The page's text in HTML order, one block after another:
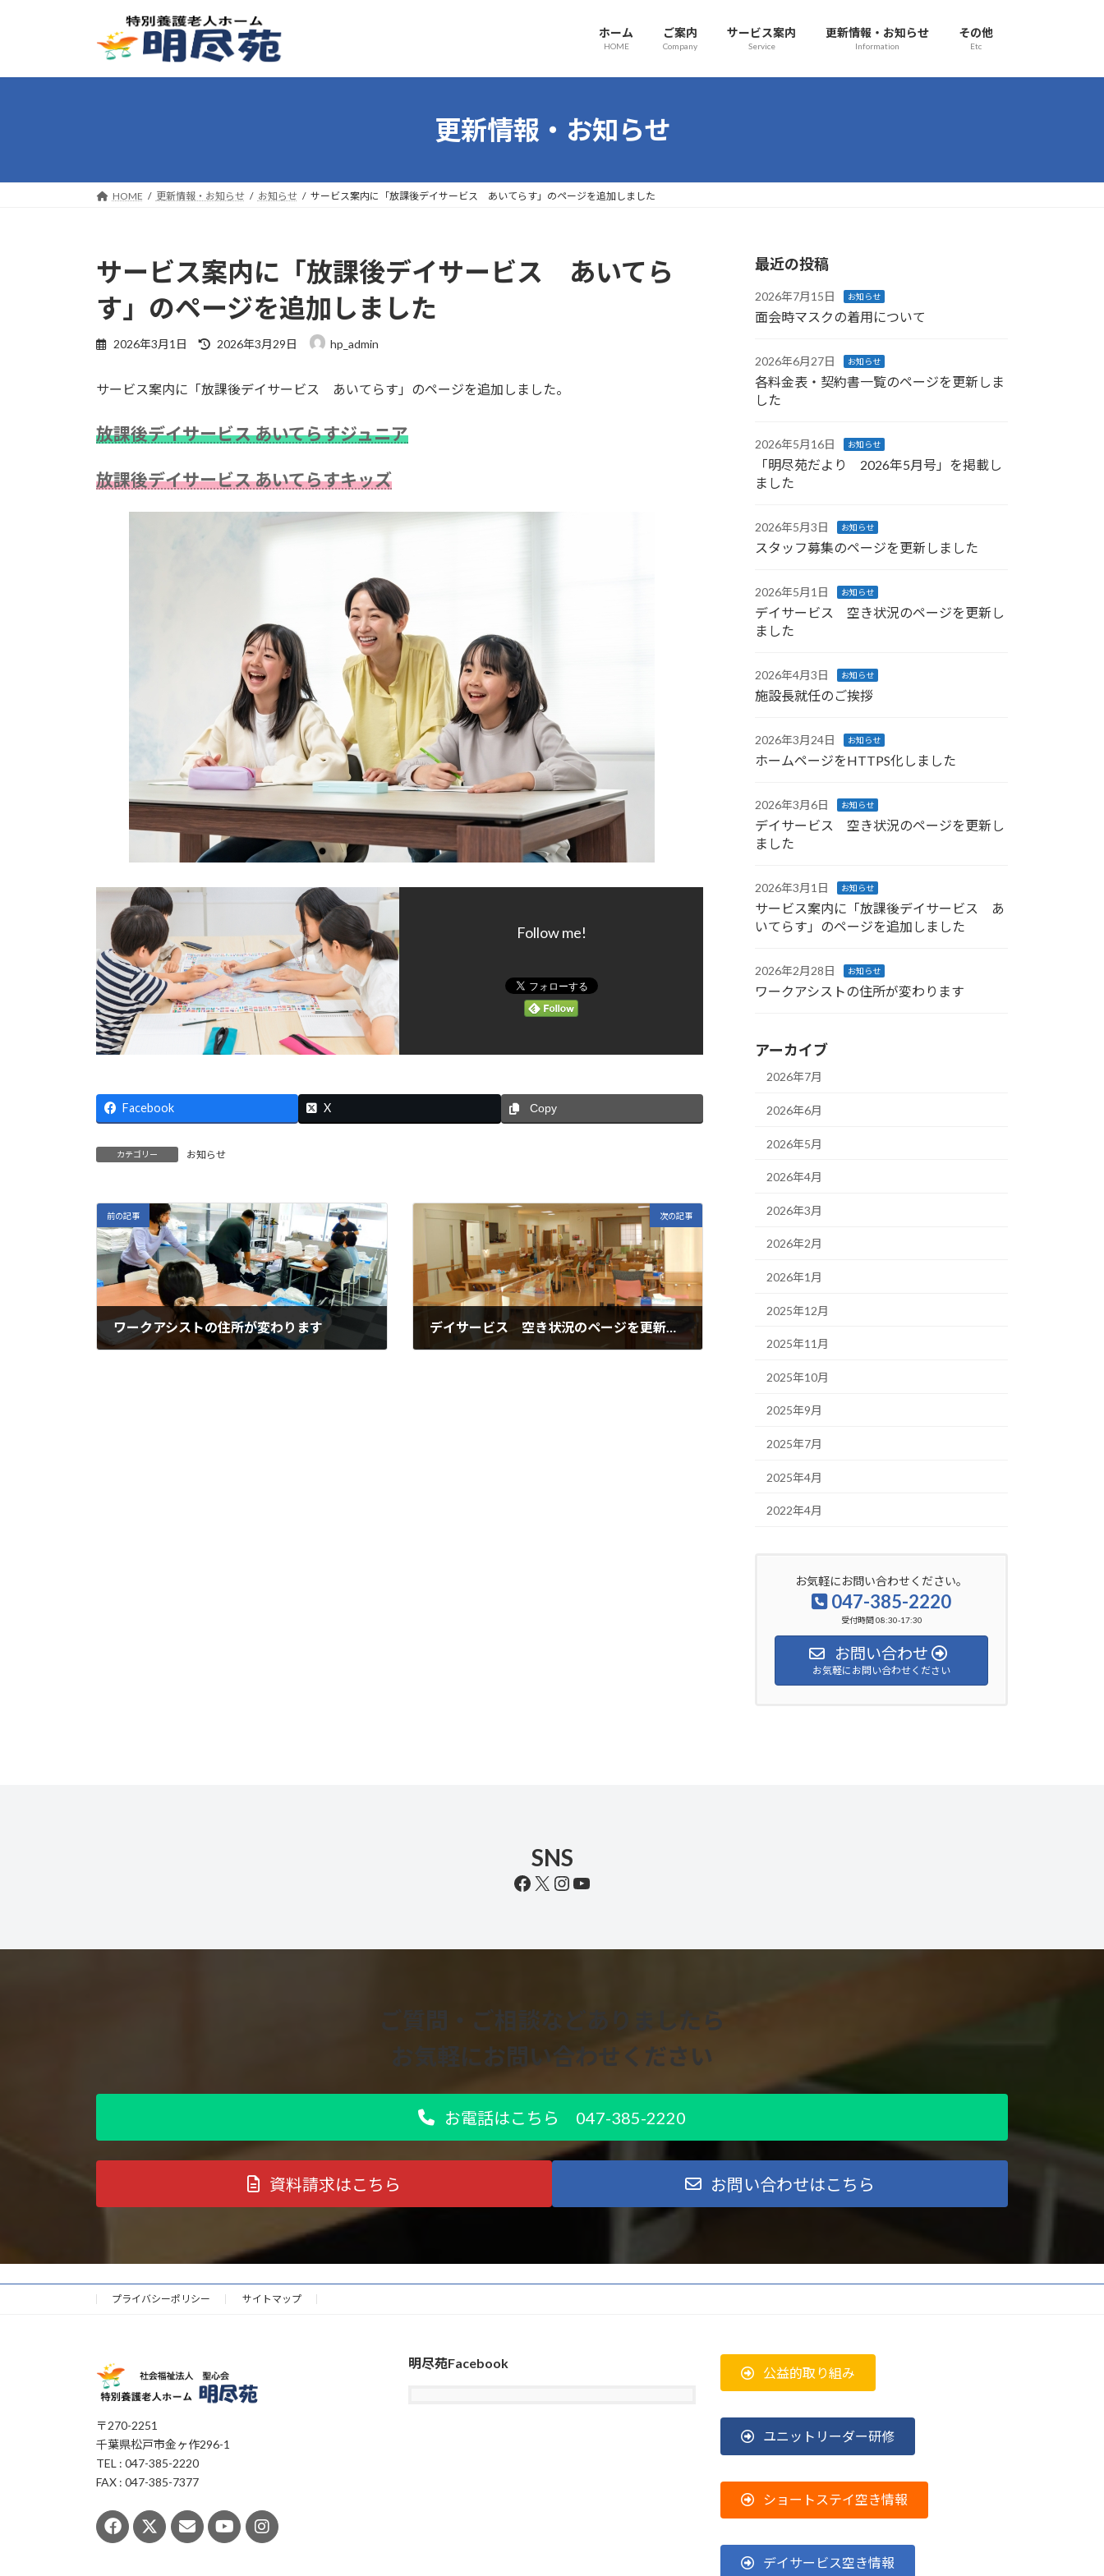
プ
動
ホーム
HOME
ご案内
Company
サービス案内
Service
更新情報・お知らせ
Information
その他
Etc
更新情報・お知らせ
HOME 更新情報・お知らせ お知らせ サービス案内に「放課後デイサービス あいてらす」のページを追加しました
サービス案内に「放課後デイサービス あいてら
す」のページを追加しました
2026年3月1日
最
新
:
2026年3月29日 hp_admin
サービス案内に「放課後デイサービス あいてらす」のページを追加しました。
放課後デイサービス あいてらすジュニア
放課後デイサービス あいてらすキッズ
Follow me!
Facebook X Copy
カテゴリー お知らせ
前の記事
ワークアシストの住所が変わります
次の記事
デイサービス 空き状況のページを更新しました
最近の投稿
2026年7月15日 お知らせ
面会時マスクの着用について
2026年6月27日 お知らせ
各料金表・契約書一覧のページを更新しま
した
2026年5月16日 お知らせ
「明尽苑だより 2026年5月号」を掲載し
ました
2026年5月3日 お知らせ
スタッフ募集のページを更新しました
2026年5月1日 お知らせ
デイサービス 空き状況のページを更新し
ました
2026年4月3日 お知らせ
施設長就任のご挨拶
2026年3月24日 お知らせ
ホームページをHTTPS化しました
2026年3月6日 お知らせ
デイサービス 空き状況のページを更新し
ました
2026年3月1日 お知らせ
サービス案内に「放課後デイサービス あ
いてらす」のページを追加しました
2026年2月28日 お知らせ
ワークアシストの住所が変わります
アーカイブ
2026年7月
2026年6月
2026年5月
2026年4月
2026年3月
2026年2月
2026年1月
2025年12月
2025年11月
2025年10月
2025年9月
2025年7月
2025年4月
2022年4月
お気軽にお問い合わせください。
047-385-2220
受付時間 08:30-17:30
お問い合わせ
お気軽にお問い合わせください
SNS
Facebook
X Instagram
YouTube
ご質問・ご相談などありましたら
お気軽にお問い合わせください
お電話はこちら 047-385-2220
資料請求はこちら お問い合わせはこちら
プライバシーポリシー サイトマップ
〒270-2251
千葉県松戸市金ヶ作296-1
TEL : 047-385-2220
FAX : 047-385-7377
明尽苑Facebook
公益的取り組み
ユニットリーダー研修
ショートステイ空き情報
デイサービス空き情報